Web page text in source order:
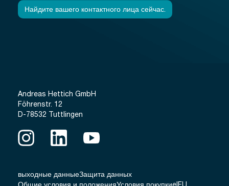
Найдите вашего контактного лица сейчас.
Andreas Hettich GmbH
Föhrenstr. 12
D-78532 Tuttlingen
выходные данныеЗащита данных